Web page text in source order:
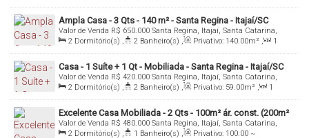
Sala(s) , 2 Vaga(s)
Ampla Casa - 3 Qts - 140 m² - Santa Regina - Itajaí/SC
R$ 650.000
Valor de Venda
Santa Regina, Itajaí, Santa Catarina,
Brasil
2 Dormitório(s) , 2 Banheiro(s) , Privativo: 140.00m² ,
1
Sala(s) , Total: 263.00m² , 1 Vaga(s)
Casa - 1 Suíte + 1 Qt - Mobiliada - Santa Regina - Itajaí/SC
R$ 420.000
Valor de Venda
Santa Regina, Itajaí, Santa Catarina,
Brasil
2 Dormitório(s) , 2 Banheiro(s) , Privativo: 59.00m² ,
1
Sala(s) , Total: 100.00m² , 1 Vaga(s) , Fundos: 20.00m ,
Frente:
12 .00m
Excelente Casa Mobiliada - 2 Qts - 100m² ár. const. (200m²
Total) - Santa Regina
R$ 480.000
Valor de Venda
Santa Regina, Itajaí, Santa Catarina,
Brasil
2 Dormitório(s) , 1 Banheiro(s) , Privativo: 100.00 ~